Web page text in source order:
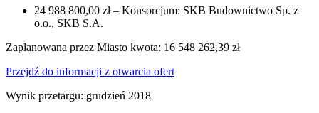
24 988 800,00 zł – Konsorcjum: SKB Budownictwo Sp. z
o.o., SKB S.A.
Zaplanowana przez Miasto kwota: 16 548 262,39 zł
Przejdź do informacji z otwarcia ofert
Wynik przetargu: grudzień 2018